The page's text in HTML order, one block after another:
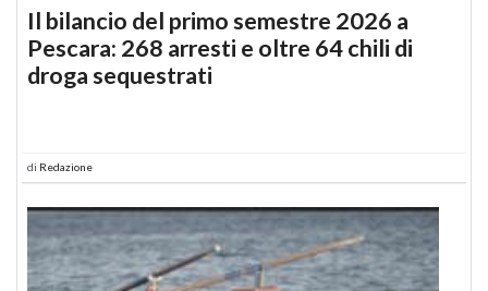
Il bilancio del primo semestre 2026 a
Pescara: 268 arresti e oltre 64 chili di
droga sequestrati
di Redazione